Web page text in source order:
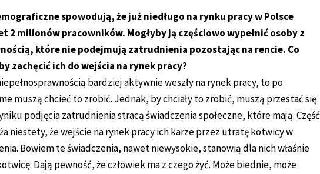
spowodują, że już niedługo na rynku pracy w Polsce
2 milionów pracowników. Mogłyby ją częściowo wypełnić osoby z
które nie podejmują zatrudnienia pozostając na rencie. Co
zachęcić ich do wejścia na rynek pracy?
bardziej aktywnie weszły na rynek pracy, to po
muszą chcieć to zrobić. Jednak, by chciały to zrobić, muszą przestać się
podjęcia zatrudnienia stracą świadczenia społeczne, które mają. Część
niestety, że wejście na rynek pracy ich karze przez utratę kotwicy w
Bowiem te świadczenia, nawet niewysokie, stanowią dla nich właśnie
Dają pewność, że człowiek ma z czego żyć. Może biednie, może